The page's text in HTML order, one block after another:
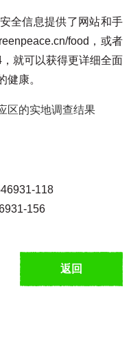
全信息提供了网站和手
food，或者
就可以获得更详细全面
健康。
区的实地调查结果
118
156
返回